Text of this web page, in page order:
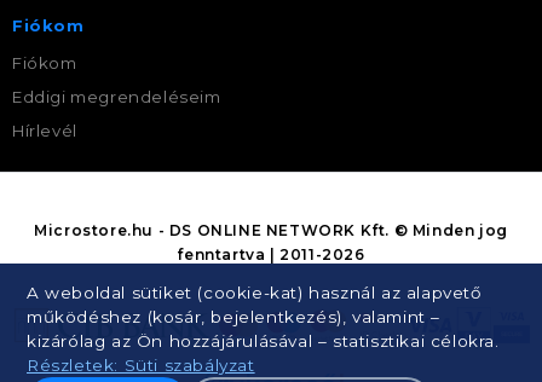
Fiókom
Fiókom
Eddigi megrendeléseim
Hírlevél
A weboldal sütiket (cookie-kat) használ az alapvető
működéshez (kosár, bejelentkezés), valamint –
kizárólag az Ön hozzájárulásával – statisztikai célokra.
Részletek: Süti szabályzat
Microstore.hu - DS ONLINE NETWORK Kft. © Minden jog
fenntartva | 2011-2026